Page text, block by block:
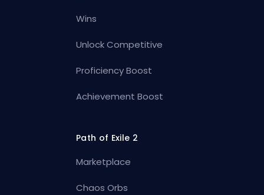
Wins
Unlock Competitive
Proficiency Boost
Achievement Boost
Path of Exile 2
Marketplace
Chaos Orbs